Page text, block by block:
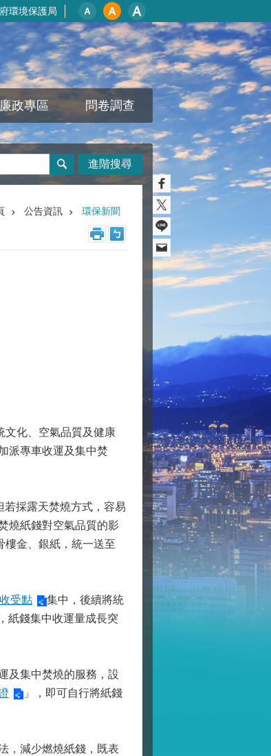
環境保護局
政專區 問卷調查
進階搜尋
公告資訊 環保新聞
文化、空氣品質及健康
派專車收運及集中焚
採露天焚燒方式，容易
燒紙錢對空氣品質的影
樓金、銀紙，統一送至
受點
集中，後續將統
紙錢集中收運量成長突
及集中焚燒的服務，設
」，即可自行將紙錢
，減少燃燒紙錢，既表